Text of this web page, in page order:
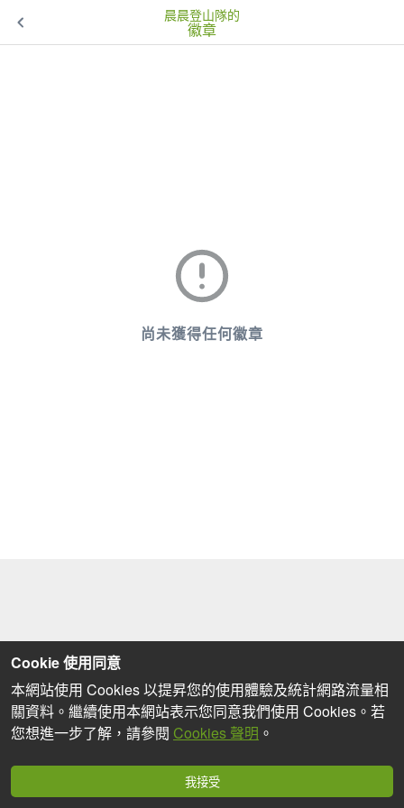
晨晨登山隊的
徽章
尚未獲得任何徽章
Cookie 使用同意
本網站使用 Cookies 以提昇您的使用體驗及統計網路流量相
關資料。繼續使用本網站表示您同意我們使用 Cookies。若
您想進一步了解，請參閱 Cookies 聲明 。
我接受